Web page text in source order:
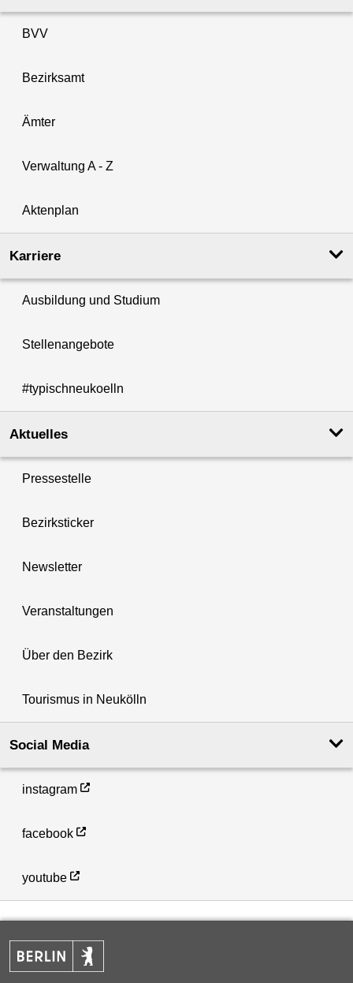
BVV
Bezirksamt
Ämter
Verwaltung A - Z
Aktenplan
Karriere
Ausbildung und Studium
Stellenangebote
#typischneukoelln
Aktuelles
Pressestelle
Bezirksticker
Newsletter
Veranstaltungen
Über den Bezirk
Tourismus in Neukölln
Social Media
instagram
facebook
youtube